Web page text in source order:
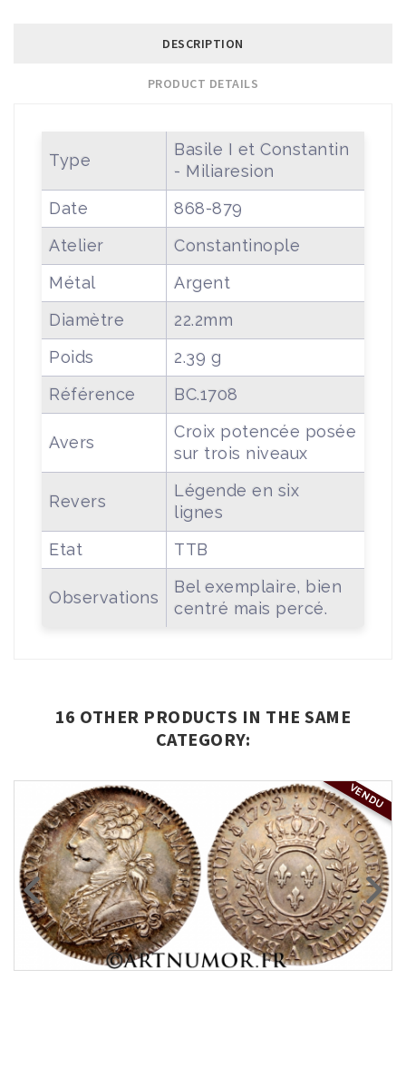
DESCRIPTION
PRODUCT DETAILS
Type
Basile I et Constantin
- Miliaresion
Date
868-879
Atelier
Constantinople
Métal
Argent
Diamètre
22.2mm
Poids
2.39 g
Référence
BC.1708
Avers
Croix potencée posée
sur trois niveaux
Revers
Légende en six
lignes
Etat
TTB
Observations
Bel exemplaire, bien
centré mais percé.
16 OTHER PRODUCTS IN THE SAME
CATEGORY:
VENDU